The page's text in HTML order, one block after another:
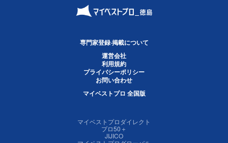
専門家登録·掲載について
運営会社
利用規約
プライバシーポリシー
お問い合わせ
マイベストプロ 全国版
マイベストプロダイレクト
プロ50＋
JIJICO